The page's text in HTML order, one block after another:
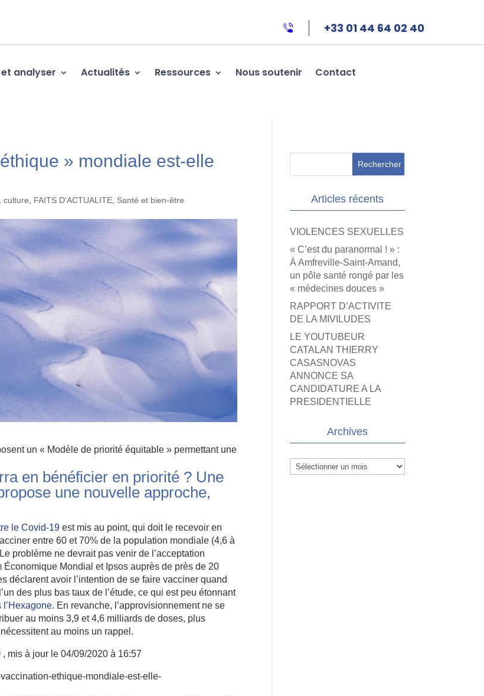
+33 01 44 64 02 40
analyser Actualités Ressources Nous soutenir Contact
» mondiale est-elle
culture FAITS D'ACTUALITE Santé et bien-être
un « Modèle de priorité équitable » permettant une
en bénéficier en priorité ? Une
une nouvelle approche,
le Covid-19 est mis au point, qui doit le recevoir en
entre 60 et 70% de la population mondiale (4,6 à
problème ne devrait pas venir de l’acceptation
Économique Mondial et Ipsos auprès de près de 20
déclarent avoir l’intention de se faire vacciner quand
des plus bas taux de l’étude, ce qui est peu étonnant
. En revanche, l’approvisionnement ne se
au moins 3,9 et 4,6 milliards de doses, plus
au moins un rappel.
, mis à jour le04/09/2020 à 16:57
ethique-mondiale-est-elle-
Articles récents
VIOLENCES SEXUELLES
« C’est du paranormal ! » :
À Amfreville-Saint-Amand,
un pôle santé rongé par les
« médecines douces »
RAPPORT D’ACTIVITE
DE LA MIVILUDES
LE YOUTUBEUR
CATALAN THIERRY
CASASNOVAS
ANNONCE SA
CANDIDATURE A LA
PRESIDENTIELLE
Archives
Archives